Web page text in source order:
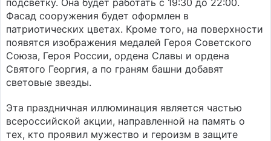
подсветку. Она будет работать с 19:30 до 22:00.
Фасад сооружения будет оформлен в
патриотических цветах. Кроме того, на поверхности
появятся изображения медалей Героя Советского
Союза, Героя России, ордена Славы и ордена
Святого Георгия, а по граням башни добавят
световые звезды.
Эта праздничная иллюминация является частью
всероссийской акции, направленной на память о
тех, кто проявил мужество и героизм в защите